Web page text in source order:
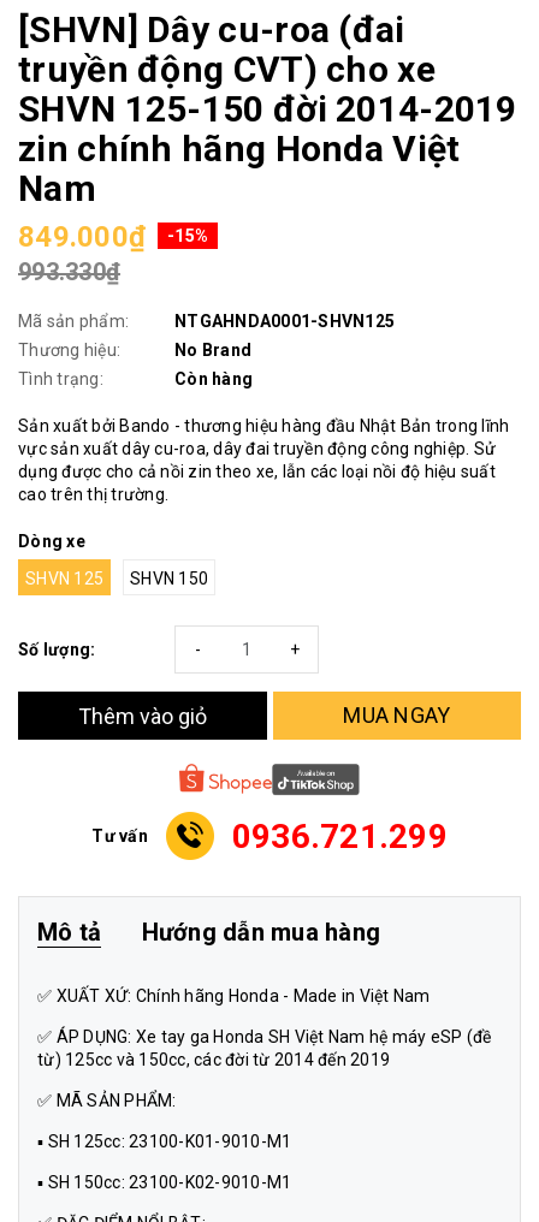
[SHVN] Dây cu-roa (đai
truyền động CVT) cho xe
SHVN 125-150 đời 2014-2019
zin chính hãng Honda Việt
Nam
849.000₫ -15%
993.330₫
Mã sản phẩm:
NTGAHNDA0001-SHVN125
Thương hiệu:
No Brand
Tình trạng:
Còn hàng
Sản xuất bởi Bando - thương hiệu hàng đầu Nhật Bản trong lĩnh
vực sản xuất dây cu-roa, dây đai truyền động công nghiệp. Sử
dụng được cho cả nồi zin theo xe, lẫn các loại nồi độ hiệu suất
cao trên thị trường.
Dòng xe
SHVN 125
SHVN 150
Số lượng: +
-
Thêm vào giỏ MUA NGAY
Tư vấn 0936.721.299
Mô tả Hướng dẫn mua hàng
✅ XUẤT XỨ: Chính hãng Honda - Made in Việt Nam
✅ ÁP DỤNG: Xe tay ga Honda SH Việt Nam hệ máy eSP (đề
từ) 125cc và 150cc, các đời từ 2014 đến 2019
✅ MÃ SẢN PHẨM:
▪️ SH 125cc: 23100-K01-9010-M1
▪️ SH 150cc: 23100-K02-9010-M1